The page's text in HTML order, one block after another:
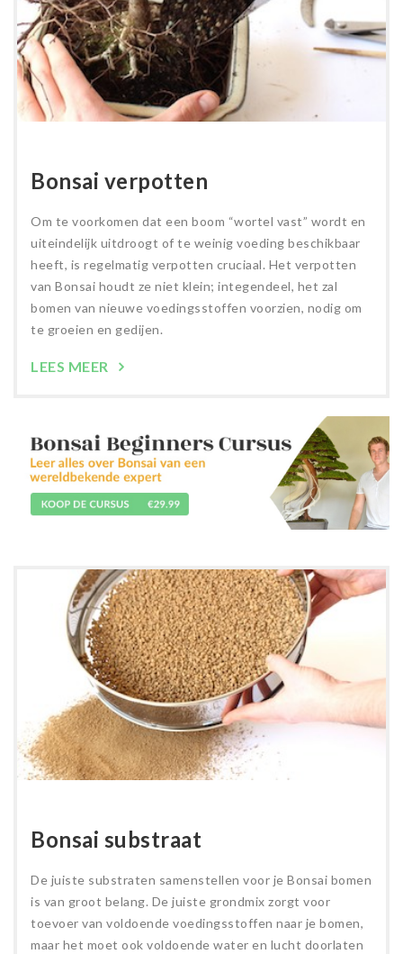
Bonsai verpotten
Om te voorkomen dat een boom “wortel vast” wordt en
uiteindelijk uitdroogt of te weinig voeding beschikbaar
heeft, is regelmatig verpotten cruciaal. Het verpotten
van Bonsai houdt ze niet klein; integendeel, het zal
bomen van nieuwe voedingsstoffen voorzien, nodig om
te groeien en gedijen.
LEES MEER
Bonsai substraat
De juiste substraten samenstellen voor je Bonsai bomen
is van groot belang. De juiste grondmix zorgt voor
toevoer van voldoende voedingsstoffen naar je bomen,
maar het moet ook voldoende water en lucht doorlaten